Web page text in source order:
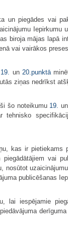
piegādes vai
Iepirkumu
biroja mājas lapā
vai vairākos
19. un 20.punktā
ziņas nedrīkst
šo noteikumu 19.un
kas ir pietiekams
vai
publicēšanas
lai iespējamie